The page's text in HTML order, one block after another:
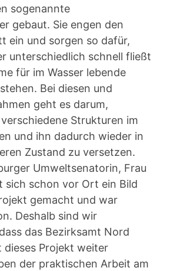
sogenannte
gebaut. Sie engen den
ein und sorgen so dafür,
unterschiedlich schnell fließt
für im Wasser lebende
Bei diesen und
geht es darum,
Strukturen im
und ihn dadurch wieder in
Zustand zu versetzen.
Umweltsenatorin, Frau
sich schon vor Ort ein Bild
gemacht und war
Deshalb sind wir
das Bezirksamt Nord
dieses Projekt weiter
der praktischen Arbeit am